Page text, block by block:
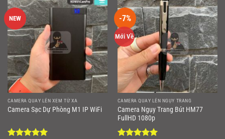
NEW
CAMERA QUAY LÉN XEM TỪ XA
Camera Sạc Dự Phòng M1 IP WiFi
-7%
Mới Về
CAMERA QUAY LÉN NGỤY TRANG
Camera Ngụy Trang Bút HM77
FullHD 1080p